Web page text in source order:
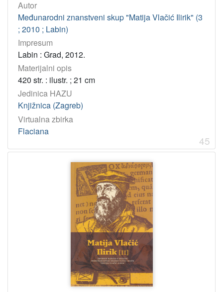
Autor
Međunarodni znanstveni skup "Matija Vlačić Ilirik" (3
; 2010 ; Labin)
Impresum
Labin : Grad, 2012.
Materijalni opis
420 str. : ilustr. ; 21 cm
Jedinica HAZU
Knjižnica (Zagreb)
Virtualna zbirka
Flaciana
45